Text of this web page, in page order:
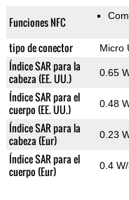
Funciones NFC
tipo de conector Micro
Índice SAR para la
cabeza (EE. UU.)
0.65
Índice SAR para el
cuerpo (EE. UU.)
0.48
Índice SAR para la
cabeza (Eur)
0.23
Índice SAR para el
cuerpo (Eur)
0.4